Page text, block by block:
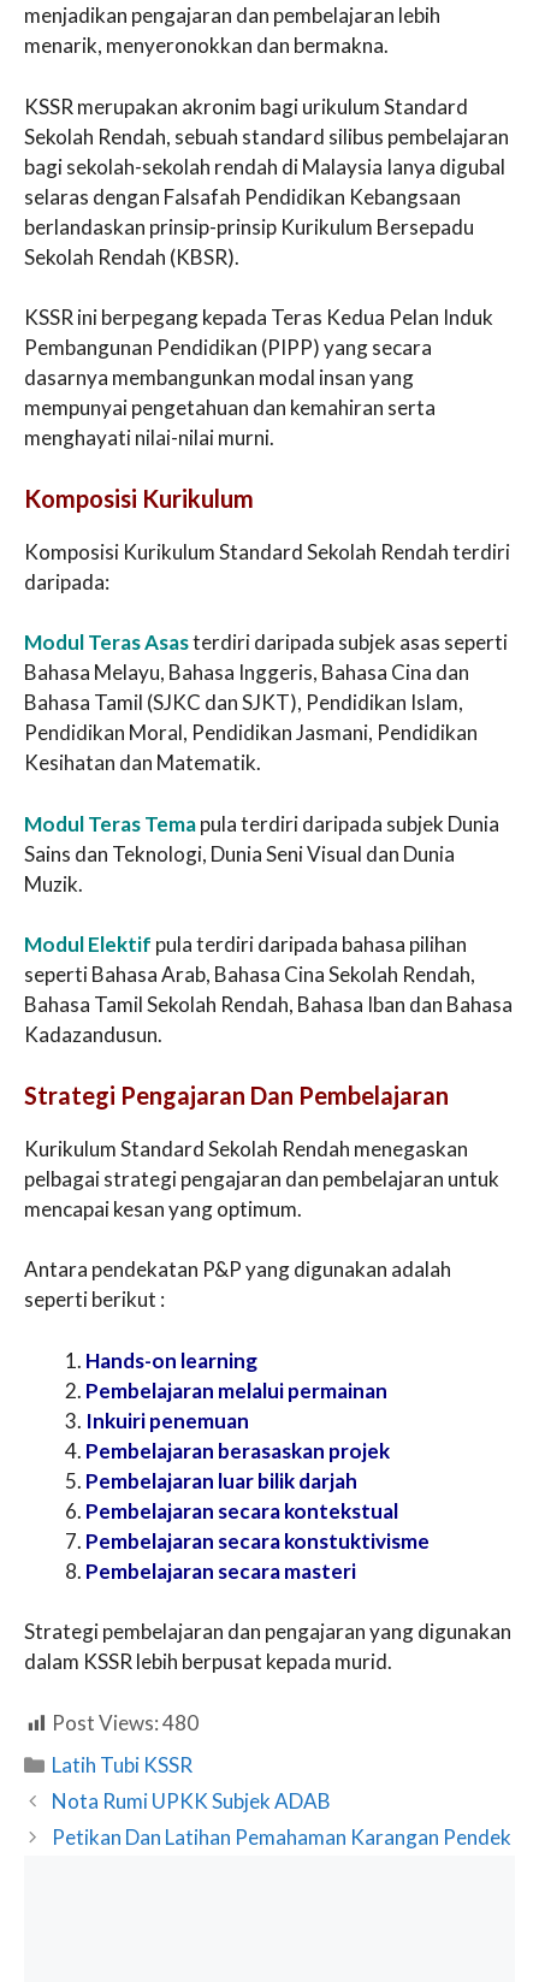
menjadikan pengajaran dan pembelajaran lebih
menarik, menyeronokkan dan bermakna.
KSSR merupakan akronim bagi urikulum Standard
Sekolah Rendah, sebuah standard silibus pembelajaran
bagi sekolah-sekolah rendah di Malaysia Ianya digubal
selaras dengan Falsafah Pendidikan Kebangsaan
berlandaskan prinsip-prinsip Kurikulum Bersepadu
Sekolah Rendah (KBSR).
KSSR ini berpegang kepada Teras Kedua Pelan Induk
Pembangunan Pendidikan (PIPP) yang secara
dasarnya membangunkan modal insan yang
mempunyai pengetahuan dan kemahiran serta
menghayati nilai-nilai murni.
Komposisi Kurikulum
Komposisi Kurikulum Standard Sekolah Rendah terdiri
daripada:
Modul Teras Asasterdiri daripada subjek asas seperti
Bahasa Melayu, Bahasa Inggeris, Bahasa Cina dan
Bahasa Tamil (SJKC dan SJKT), Pendidikan Islam,
Pendidikan Moral, Pendidikan Jasmani, Pendidikan
Kesihatan dan Matematik.
Modul Teras Temapula terdiri daripada subjek Dunia
Sains dan Teknologi, Dunia Seni Visual dan Dunia
Muzik.
Modul Elektif pula terdiri daripada bahasa pilihan
seperti Bahasa Arab, Bahasa Cina Sekolah Rendah,
Bahasa Tamil Sekolah Rendah, Bahasa Iban dan Bahasa
Kadazandusun.
Strategi Pengajaran Dan Pembelajaran
Kurikulum Standard Sekolah Rendah menegaskan
pelbagai strategi pengajaran dan pembelajaran untuk
mencapai kesan yang optimum.
Antara pendekatan P&P yang digunakan adalah
seperti berikut :
Hands-on learning
Pembelajaran melalui permainan
Inkuiri penemuan
Pembelajaran berasaskan projek
Pembelajaran luar bilik darjah
Pembelajaran secara kontekstual
Pembelajaran secara konstuktivisme
Pembelajaran secara masteri
Strategi pembelajaran dan pengajaran yang digunakan
dalam KSSR lebih berpusat kepada murid.
Post Views:480
Categories
Latih Tubi KSSR
Nota Rumi UPKK Subjek ADAB
Petikan Dan Latihan Pemahaman Karangan Pendek